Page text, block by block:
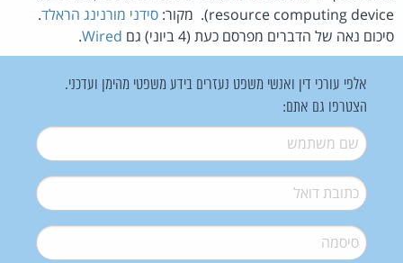
resource computing device). מקור:
סידני מורנינג הראלד.
סיכום נאה של הדברים מפרסם כעת (4 ביוני) גם
Wired
.
אלפי עורכי דין ואנשי משפט נעזרים בידע משפטי מהימן ועדכני.
הצטרפו גם אתם:
שם משתמש*
דואל*
סיסמה*